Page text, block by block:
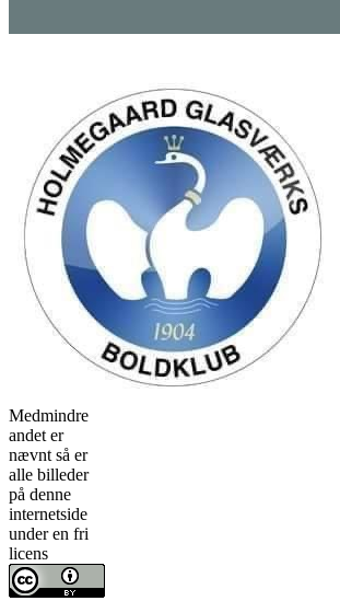
Medmindre
andet er
nævnt så er
alle billeder
på denne
internetside
under en fri
licens